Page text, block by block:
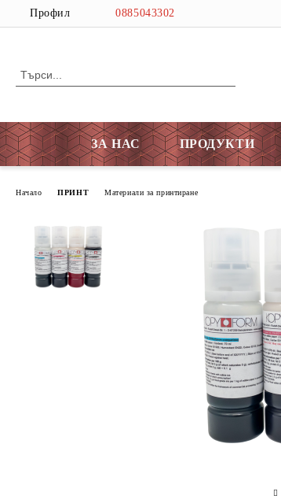
Профил 0885043302
ЗА НАС ПРОДУКТИ
Начало ПРИНТ Материали за принтиране